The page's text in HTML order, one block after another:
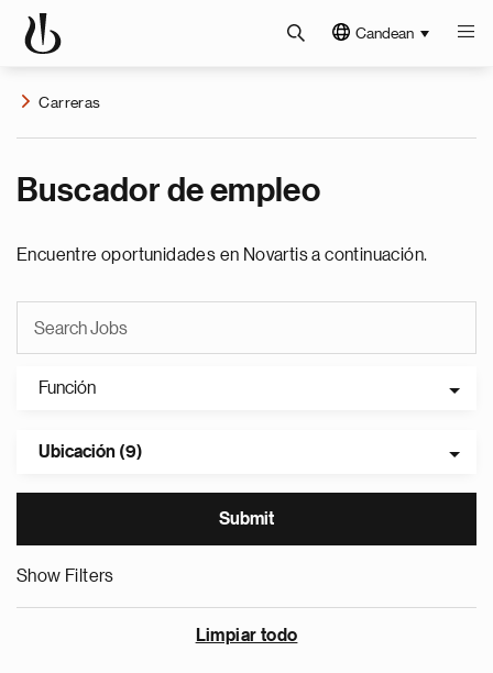
Candean
Carreras
Buscador de empleo
Encuentre oportunidades en Novartis a continuación.
Función
Ubicación (9)
Show Filters
Limpiar todo